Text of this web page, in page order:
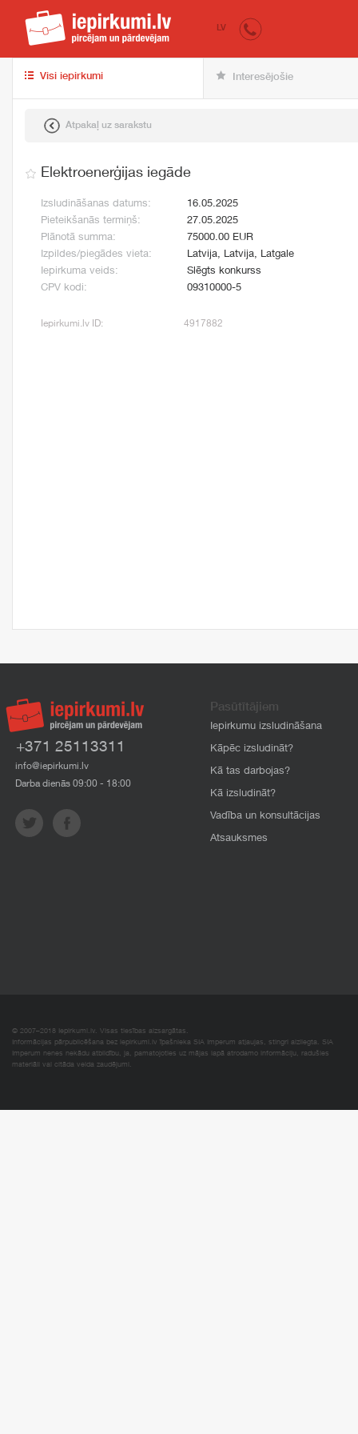
iepirkumi.lv
LV
Visi iepirkumi Interesējošie
Atpakaļ uz sarakstu
Elektroenerģijas iegāde
Izsludināšanas datums:
16.05.2025
Pieteikšanās termiņš:
27.05.2025
Plānotā summa:
75000.00 EUR
Izpildes/piegādes vieta:
Latvija, Latvija, Latgale
Iepirkuma veids:
Slēgts konkurss
CPV kodi:
09310000-5
Iepirkumi.lv ID: 4917882
+371 25113311
info@iepirkumi.lv
Darba dienās 09:00 - 18:00
Pasūtītājiem
Iepirkumu izsludināšana
Kāpēc izsludināt?
Kā tas darbojas?
Kā izsludināt?
Vadība un konsultācijas
Atsauksmes
© 2007–2018 Iepirkumi.lv. Visas tiesības aizsargātas.
Informācijas pārpublicēšana bez iepirkumi.lv īpašnieka SIA Imperum atļaujas, stingri aizliegta. SIA
Imperum nenes nekādu atbildību, ja, pamatojoties uz mājas lapā atrodamo informāciju, radušies
materiāli vai citāda veida zaudējumi.